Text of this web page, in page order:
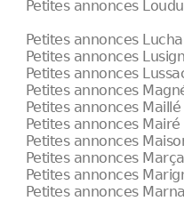
Petites annonces
Petites annonces
Petites annonces
Petites annonces
Petites annonces
Petites annonces
Petites annonces
Petites annonces
Petites annonces
Petites annonces
Petites annonces